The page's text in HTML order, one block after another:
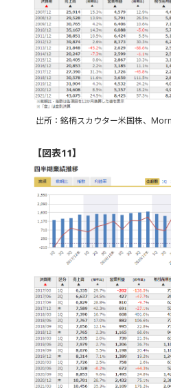
出所：銘柄スカウター米国株、
【図表11】